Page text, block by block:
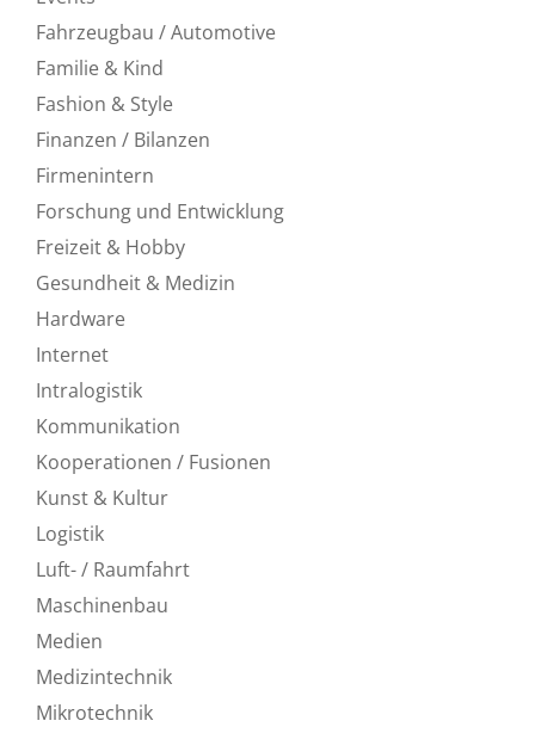
Fahrzeugbau / Automotive
Familie & Kind
Fashion & Style
Finanzen / Bilanzen
Firmenintern
Forschung und Entwicklung
Freizeit & Hobby
Gesundheit & Medizin
Hardware
Internet
Intralogistik
Kommunikation
Kooperationen / Fusionen
Kunst & Kultur
Logistik
Luft- / Raumfahrt
Maschinenbau
Medien
Medizintechnik
Mikrotechnik